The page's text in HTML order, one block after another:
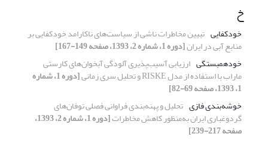
خ
خودکفایی تبیین مخاطرات ناشی از سیاست‌های ناکارامد خودکفایی بر
منابع آبی در ایران[دوره 1، شماره 2، 1393، صفحه 149-167]
خودهمبستگی ارزیابی آسیب‌پذیری آلودگی آبخوان‌های کارستی
ماراب با استفاده از مدل RISKE و تحلیل سری زمانی [دوره 1، شماره
1، 1393، صفحه 69-82]
خوشه‌بندی فازی تحلیل و پهنه‌بندی فراوانی فصلی توفان‌های
گردوغباری ایران به‌منظور کاهش مخاطرات [دوره 1، شماره 2، 1393،
صفحه 217-239]